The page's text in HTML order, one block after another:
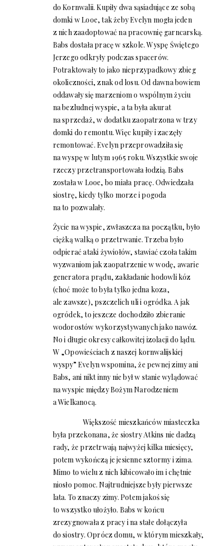
do Kornwalii. Kupiły dwa sąsiadujące ze sobą
domki w Looe, tak żeby Evelyn mogła jeden
z nich zaadoptować na pracownię garncarską.
Babs dostała pracę w szkole. Wyspę Świętego
Jerzego odkryły podczas spacerów.
Potraktowały to jako nieprzypadkowy zbieg
okoliczności, znak od losu. Od dawna bowiem
oddawały się marzeniom o wspólnym życiu
na bezludnej wyspie, a ta była akurat
na sprzedaż, w dodatku zaopatrzona w trzy
domki do remontu. Więc kupiły i zaczęły
remontować. Evelyn przeprowadziła się
na wyspę w lutym 1965 roku. Wszystkie swoje
rzeczy przetransportowała łodzią. Babs
została w Looe, bo miała pracę. Odwiedzała
siostrę, kiedy tylko morze i pogoda
na to pozwalały.
Życie na wyspie, zwłaszcza na początku, było
ciężką walką o przetrwanie. Trzeba było
odpierać ataki żywiołów, stawiać czoła takim
wyzwaniom jak zaopatrzenie w wodę, awarie
generatora prądu, zakładanie hodowli kóz
(choć może to była tylko jedna koza,
ale zawsze), pszczelich uli i ogródka. A jak
ogródek, to jeszcze dochodziło zbieranie
wodorostów wykorzystywanych jako nawóz.
No i długie okresy całkowitej izolacji do lądu.
W „Opowieściach z naszej kornwalijskiej
wyspy” Evelyn wspomina, że pewnej zimy ani
Babs, ani nikt inny nie był w stanie wylądować
na wyspie między Bożym Narodzeniem
a Wielkanocą.
Większość mieszkańców miasteczka
była przekonana, że siostry Atkins nie dadzą
rady, że przetrwają najwyżej kilka miesięcy,
potem wykończą je jesienne sztormy i zima.
Mimo to wielu z nich kibicowało im i chętnie
niosło pomoc. Najtrudniejsze były pierwsze
lata. To znaczy zimy. Potem jakoś się
to wszystko ułożyło. Babs w końcu
zrezygnowała z pracy i na stałe dołączyła
do siostry. Oprócz domu, w którym mieszkały,